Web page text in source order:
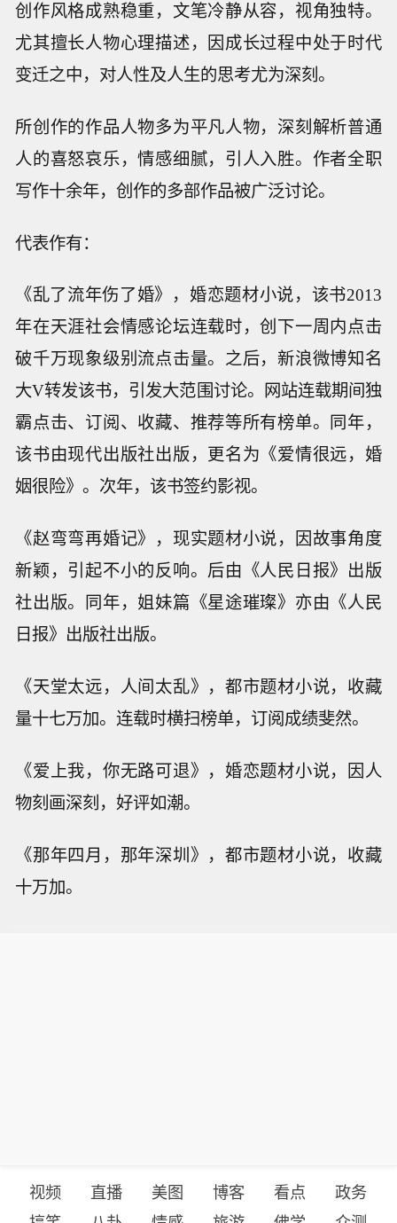
创作风格成熟稳重，文笔冷静从容，视角独特。
尤其擅长人物心理描述，因成长过程中处于时代
变迁之中，对人性及人生的思考尤为深刻。
所创作的作品人物多为平凡人物，深刻解析普通
人的喜怒哀乐，情感细腻，引人入胜。作者全职
写作十余年，创作的多部作品被广泛讨论。
代表作有：
《乱了流年伤了婚》，婚恋题材小说，该书2013
年在天涯社会情感论坛连载时，创下一周内点击
破千万现象级别流点击量。之后，新浪微博知名
大V转发该书，引发大范围讨论。网站连载期间独
霸点击、订阅、收藏、推荐等所有榜单。同年，
该书由现代出版社出版，更名为《爱情很远，婚
姻很险》。次年，该书签约影视。
《赵弯弯再婚记》，现实题材小说，因故事角度
新颖，引起不小的反响。后由《人民日报》出版
社出版。同年，姐妹篇《星途璀璨》亦由《人民
日报》出版社出版。
《天堂太远，人间太乱》，都市题材小说，收藏
量十七万加。连载时横扫榜单，订阅成绩斐然。
《爱上我，你无路可退》，婚恋题材小说，因人
物刻画深刻，好评如潮。
《那年四月，那年深圳》，都市题材小说，收藏
十万加。
视频 直播 美图 博客 看点
政务